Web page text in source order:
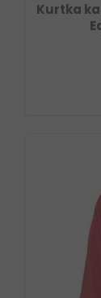
Kurtka